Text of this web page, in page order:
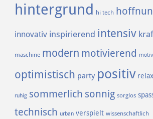
hintergrund hi tech
innovativ inspirierend intensiv
maschine modern motivierend
optimistisch party positiv
ruhig sommerlich sonnig sorglos
technisch urban verspielt wissenschaftlich